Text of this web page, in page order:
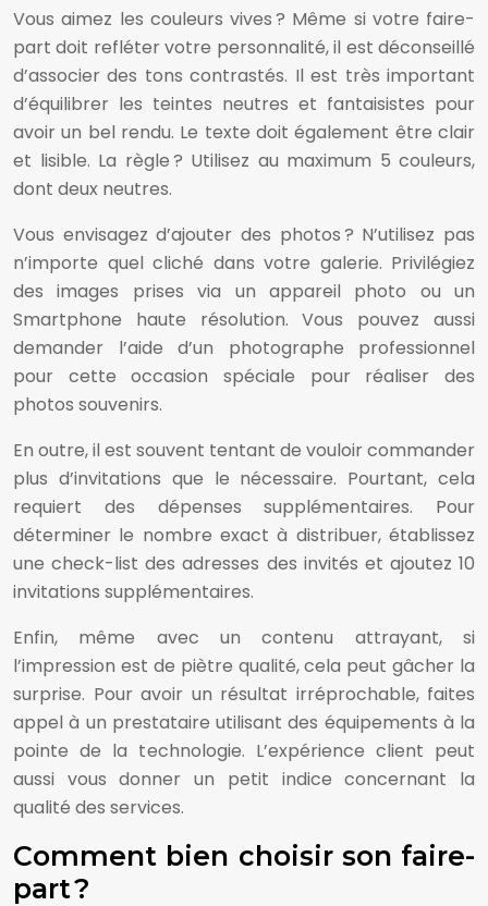
Vous aimez les couleurs vives ? Même si votre faire-
part doit refléter votre personnalité, il est déconseillé
d’associer des tons contrastés. Il est très important
d’équilibrer les teintes neutres et fantaisistes pour
avoir un bel rendu. Le texte doit également être clair
et lisible. La règle ? Utilisez au maximum 5 couleurs,
dont deux neutres.
Vous envisagez d’ajouter des photos ? N’utilisez pas
n’importe quel cliché dans votre galerie. Privilégiez
des images prises via un appareil photo ou un
Smartphone haute résolution. Vous pouvez aussi
demander l’aide d’un photographe professionnel
pour cette occasion spéciale pour réaliser des
photos souvenirs.
En outre, il est souvent tentant de vouloir commander
plus d’invitations que le nécessaire. Pourtant, cela
requiert des dépenses supplémentaires. Pour
déterminer le nombre exact à distribuer, établissez
une check-list des adresses des invités et ajoutez 10
invitations supplémentaires.
Enfin, même avec un contenu attrayant, si
l’impression est de piètre qualité, cela peut gâcher la
surprise. Pour avoir un résultat irréprochable, faites
appel à un prestataire utilisant des équipements à la
pointe de la technologie. L’expérience client peut
aussi vous donner un petit indice concernant la
qualité des services.
Comment bien choisir son faire-
part ?